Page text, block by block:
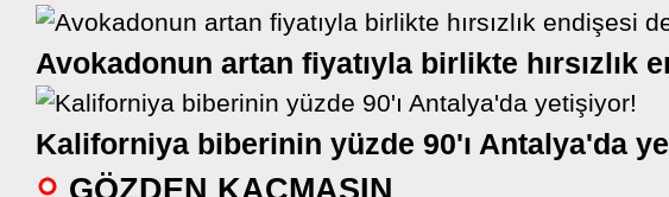
Avokadonun artan fiyatıyla birlikte hırsızlık
Kaliforniya biberinin yüzde 90'ı Antalya'da
GÖZDEN KAÇMASIN